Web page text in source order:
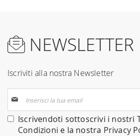
NEWSLETTER
Iscriviti alla nostra Newsletter
alla
nostra
Newsletter:
Iscrivendoti sottoscrivi i nostri
Condizioni e la nostra Privacy